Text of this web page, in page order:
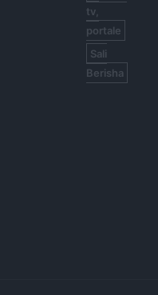
tv,
portale
Sali
Berisha